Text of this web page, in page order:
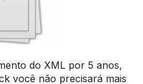
do XML por 5 anos,
você não precisará mais